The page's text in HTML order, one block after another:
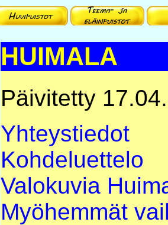
HUIMALA
Päivitetty
Yhteystiedot
Kohdeluettelo
Valokuvia
Myöhemmät